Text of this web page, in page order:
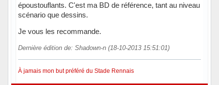
époustouflants. C'est ma BD de référence, tant au niveau
scénario que dessins.
Je vous les recommande.
Dernière édition de: Shadown-n (18-10-2013 15:51:01)
À jamais mon but préféré du Stade Rennais